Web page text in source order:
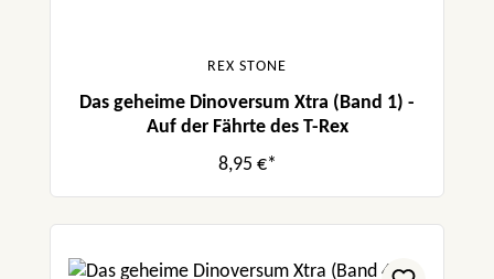
REX STONE
Das geheime Dinoversum Xtra (Band 1) -
Auf der Fährte des T-Rex
8,95 €*